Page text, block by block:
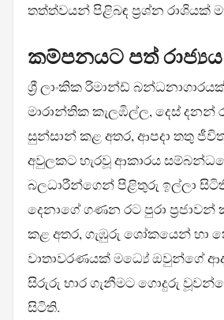
තත්ත්වයන් පිළිබඳ ප්‍රශ්න රාශියක්
කම්පනයට පත් රාජ්‍යය
ශ්‍රී ලාංකික රිමාන්ඩ්
මාරාන්තික කැලඹිල්ල, දෙස් දනන්
සුන්සාන් කළ අතර, ආපදා තතු
අවුලකට හැරවූ ආකාරය
බලධාරීන්ගෙන් පිළිතුරු ඉල්ලා
දෙනාගේ ගණන රට පුරා
කළ අතර, ගැඹුරු ශෝකයෙන් හා
වාතාවරණයක් මධ්‍යේ ඔවුන්ගේ
සිරුරු භාර ගැනීමට ගොදුරු
සිටිති.